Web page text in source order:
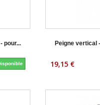
pour... Peigne vertical
19,15 €